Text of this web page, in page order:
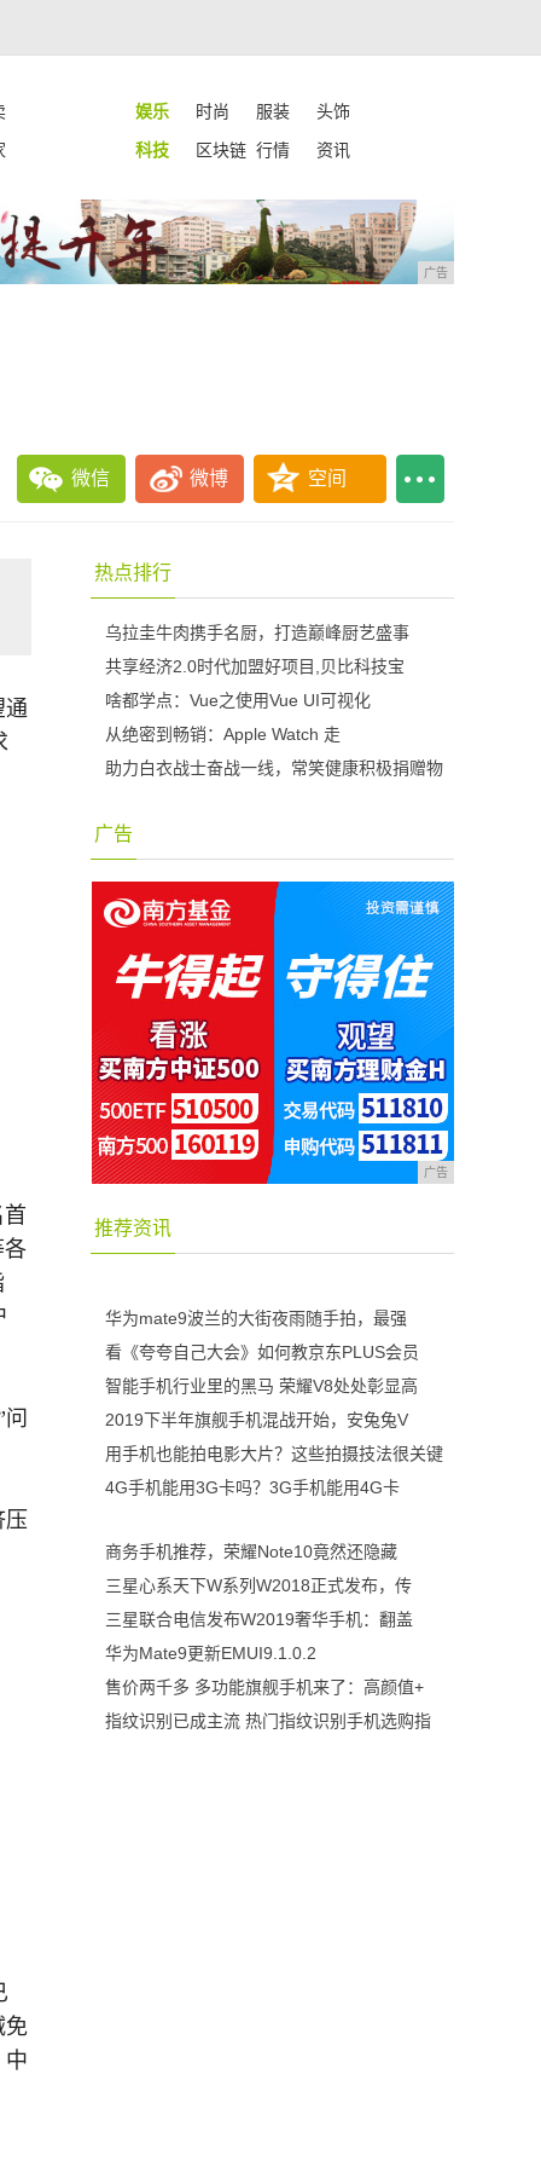
娱乐 时尚 服装
头饰
科技 区块链 行情 资讯
广告
微信 微博 空间
通
各
压
免
中
热点排行
乌拉圭牛肉携手名厨，打造巅峰厨艺盛事
共享经济2.0时代加盟好项目,贝比科技宝
啥都学点：Vue之使用Vue UI可视化
从绝密到畅销：Apple Watch 走
助力白衣战士奋战一线，常笑健康积极捐赠物
广告
广告
推荐资讯
华为mate9波兰的大街夜雨随手拍，最强
看《夸夸自己大会》如何教京东PLUS会员
智能手机行业里的黑马 荣耀V8处处彰显高
2019下半年旗舰手机混战开始，安兔兔V
用手机也能拍电影大片？这些拍摄技法很关键
4G手机能用3G卡吗？3G手机能用4G卡
商务手机推荐，荣耀Note10竟然还隐藏
三星心系天下W系列W2018正式发布，传
三星联合电信发布W2019奢华手机：翻盖
华为Mate9更新EMUI9.1.0.2
售价两千多 多功能旗舰手机来了：高颜值+
指纹识别已成主流 热门指纹识别手机选购指